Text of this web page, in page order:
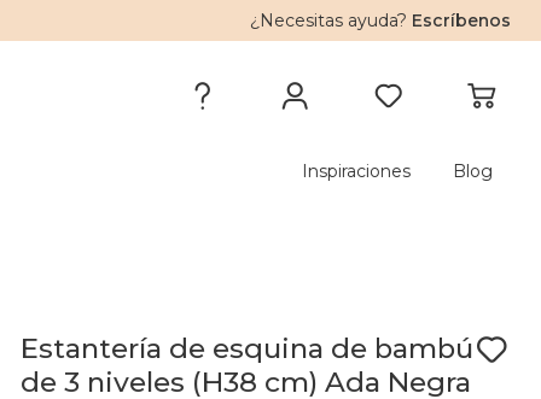
¿Necesitas ayuda? Escríbenos
Inspiraciones Blog
Estantería de esquina de bambú
de 3 niveles (H38 cm) Ada Negra